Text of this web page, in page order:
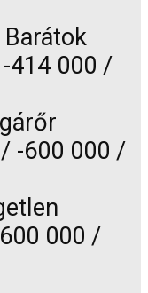
414 000 /
-600 000 /
000 /